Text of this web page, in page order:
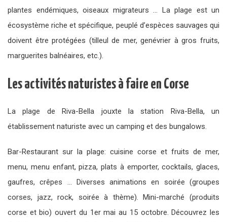
plantes endémiques, oiseaux migrateurs … La plage est un
écosystème riche et spécifique, peuplé d’espèces sauvages qui
doivent être protégées (tilleul de mer, genévrier à gros fruits,
marguerites balnéaires, etc.).
Les activités naturistes à faire en Corse
La plage de Riva-Bella jouxte la station Riva-Bella, un
établissement naturiste avec un camping et des bungalows.
Bar-Restaurant sur la plage: cuisine corse et fruits de mer,
menu, menu enfant, pizza, plats à emporter, cocktails, glaces,
gaufres, crêpes … Diverses animations en soirée (groupes
corses, jazz, rock, soirée à thème). Mini-marché (produits
corse et bio) ouvert du 1er mai au 15 octobre. Découvrez les